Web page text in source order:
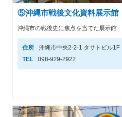
⑤沖縄市戦後文化資料展示館
沖縄市の戦後史に焦点を当てた展示館
住所
沖縄市中央2-2-1 タサトビル1F
TEL
098-929-2922